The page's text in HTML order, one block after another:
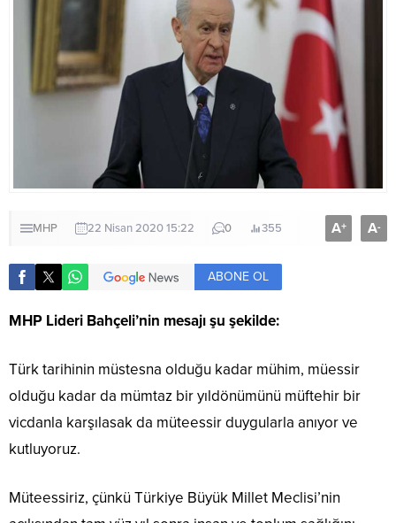
MHP 22 Nisan 2020 15:22 0 355 A+ A-
ABONE OL
MHP Lideri Bahçeli’nin mesajı şu şekilde:
Türk tarihinin müstesna olduğu kadar mühim, müessir
olduğu kadar da mümtaz bir yıldönümünü müftehir bir
vicdanla karşılasak da müteessir duygularla anıyor ve
kutluyoruz.
Müteessiriz, çünkü Türkiye Büyük Millet Meclisi’nin